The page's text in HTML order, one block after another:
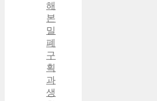
해
본
밀
폐
구
획
과
생